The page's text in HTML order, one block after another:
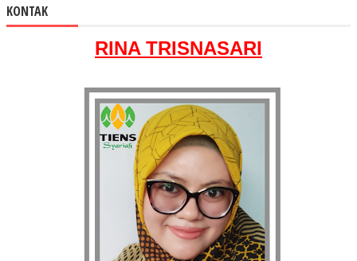
KONTAK
RINA TRISNASARI